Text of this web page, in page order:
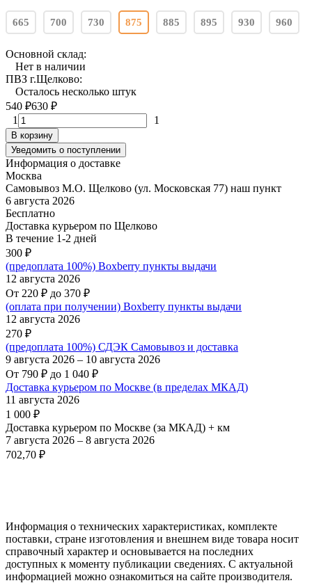
665 700 730 875 885 895 930 960
Основной склад:
Нет в наличии
ПВЗ г.Щелково:
Осталось несколько штук
540 ₽630 ₽
1
1
В корзину
Уведомить о поступлении
Информация о доставке
Москва
Самовывоз М.О. Щелково (ул. Московская 77) наш пункт
6 августа 2026
Бесплатно
Доставка курьером по Щелково
В течение 1-2 дней
300 ₽
(предоплата 100%) Boxberry пункты выдачи
12 августа 2026
От 220 ₽ до 370 ₽
(оплата при получении) Boxberry пункты выдачи
12 августа 2026
270 ₽
(предоплата 100%) СДЭК Самовывоз и доставка
9 августа 2026 – 10 августа 2026
От 790 ₽ до 1 040 ₽
Доставка курьером по Москве (в пределах МКАД)
11 августа 2026
1 000 ₽
Доставка курьером по Москве (за МКАД) + км
7 августа 2026 – 8 августа 2026
702,70 ₽
Информация о технических характеристиках, комплекте
поставки, стране изготовления и внешнем виде товара носит
справочный характер и основывается на последних
доступных к моменту публикации сведениях. С актуальной
информацией можно ознакомиться на сайте производителя.